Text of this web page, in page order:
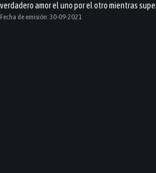
verdadero amor el uno por el otro mientras
Fecha de emisión:30-09-2021